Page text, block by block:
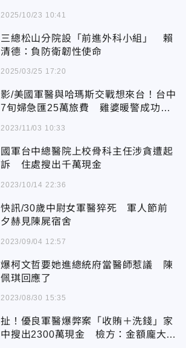
2025/10/23 10:41
三總松山分院設「前進外科小組」 賴
清德：負防衛韌性使命
2025/03/25 17:20
影/美國軍醫與哈瑪斯交戰想來台！台中
7旬婦急匯25萬旅費 雞婆暖警成功阻
2023/11/03 10:33
國軍台中總醫院上校骨科主任涉貪遭起
訴 住處搜出千萬現金
2023/10/14 22:36
快訊/30歲中尉女軍醫猝死 軍人節前
夕赫見陳屍宿舍
2023/09/04 12:57
爆柯文哲要她進總統府當醫師惹議 陳
佩琪回應了
2023/08/30 15:35
扯！優良軍醫爆弊案「收賄＋洗錢」家
中搜出2300萬現金 檢方：金額龐大到